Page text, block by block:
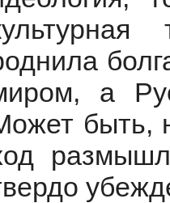
а
быть,